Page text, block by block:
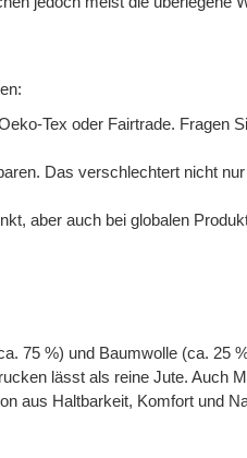
Tex oder Fairtrade. Fragen
Das verschlechtert nicht
aber auch bei globalen
75 %) und Baumwolle (ca. 25
lässt als reine Jute. Auch
aus Haltbarkeit, Komfort und